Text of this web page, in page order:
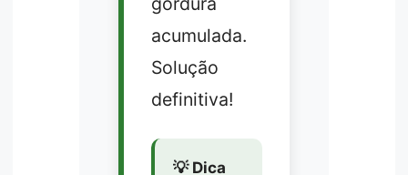
acumulada.
Solução
definitiva!
💡 Dica